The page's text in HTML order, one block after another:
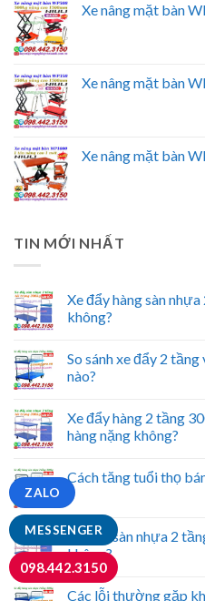
Xe nâng mặt bàn
Xe nâng mặt bàn
Xe nâng mặt bàn
TIN MỚI NHẤT
Xe đẩy hàng sàn
không?
So sánh xe đẩy 2
nào?
Xe đẩy hàng 2 tầng
hàng nặng không?
Cách tăng tuổi thọ
Xe đẩy sàn nhựa 2
không?
Các lỗi thường gặp
MESSENGER
ZALO
098.442.3150